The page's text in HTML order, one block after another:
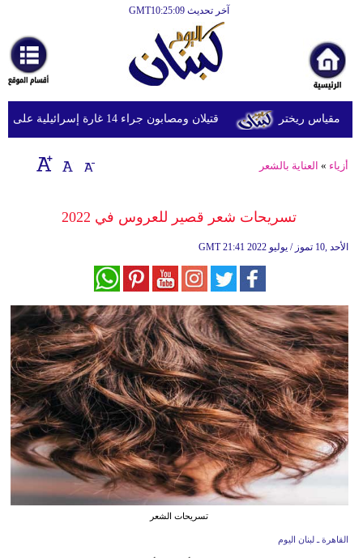
آخر تحديث GMT10:25:09
أخبارعاجلة
رياضة
ثقافة
إقتصاد
وموسيقى
وتغذية
سياحة
وسفر
ديكور
أخبار
إعلام
قتيلان ومصابون جراء 14 غارة إسرائيلية على شرق وجنوب لبنان
أزياء » العناية بالشعر
تسريحات شعر قصير للعروس في 2022
GMT 21:41 2022 الأحد ,10 تموز / يوليو
تسريحات الشعر
القاهرة ـ لبنان اليوم